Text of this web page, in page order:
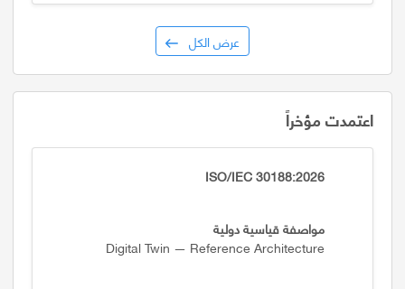
عرض الكل
اعتمدت مؤخراً
ISO/IEC 30188:2026
مواصفة قياسية دولية
Digital Twin — Reference Architecture